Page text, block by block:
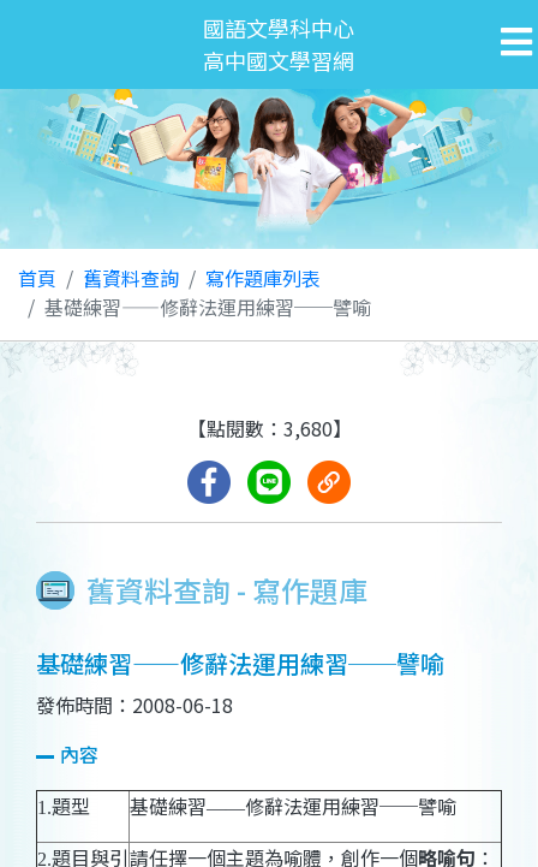
國語文學科中心
高中國文學習網
首頁 舊資料查詢
寫作題庫列表
基礎練習——修辭法運用練習──譬喻
舊資料查詢 - 寫作題庫
【點閱數：3,680】
基礎練習——修辭法運用練習──譬喻
發佈時間：2008-06-18
內容
1.題型 基礎練習——修辭法運用練習──譬喻
2.題目與引請任擇一個主題為喻體，創作一個略喻句 ：